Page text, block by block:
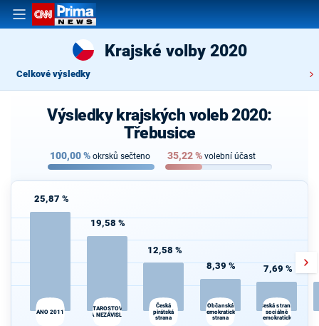
Krajské volby 2020
Celkové výsledky
Výsledky krajských voleb 2020:
Třebusice
100,00% okrsků sečteno 35,22% volební účast
25,87 %
ANO 2011
19,58 %
STAROSTOVÉ
A NEZÁVISLÍ
12,58 %
Česká
pirátská
strana
8,39 %
Občanská
demokratická
strana
7,69 %
Česká strana
sociálně
demokratická